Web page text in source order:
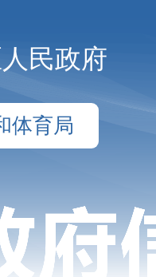
民政府
体育局